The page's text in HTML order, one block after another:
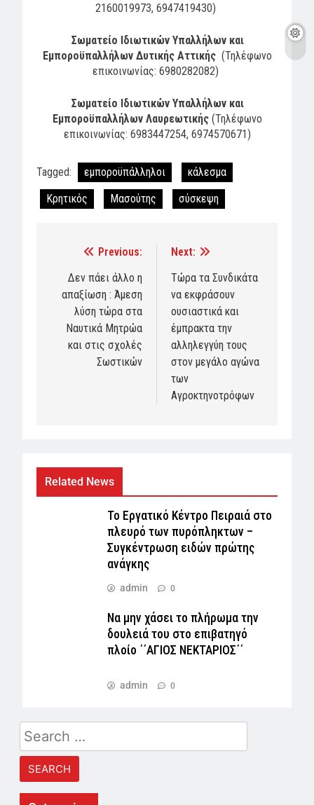
2160019973, 6947419430)
Σωματείο Ιδιωτικών Υπαλλήλων και
Εμποροϋπαλλήλων Δυτικής Αττικής (Τηλέφωνο
επικοινωνίας: 6980282082)
Σωματείο Ιδιωτικών Υπαλλήλων και
Εμποροϋπαλλήλων Λαυρεωτικής (Τηλέφωνο
επικοινωνίας: 6983447254, 6974570671)
Tagged: εμποροϋπάλληλοι
κάλεσμα
Κρητικός
Μασούτης σύσκεψη
navigation
Previous:
Δεν πάει άλλο η
απαξίωση : Άμεση
λύση τώρα στα
Ναυτικά Μητρώα
και στις σχολές
Σωστικών
Next:
Τώρα τα Συνδικάτα
να εκφράσουν
ουσιαστικά και
έμπρακτα την
αλληλεγγύη τους
στον μεγάλο αγώνα
των
Αγροκτηνοτρόφων
Related News
Το Εργατικό Κέντρο Πειραιά στο
πλευρό των πυρόπληκτων –
Συγκέντρωση ειδών πρώτης
ανάγκης
admin 0
Να μην χάσει το πλήρωμα την
δουλειά του στο επιβατηγό
πλοίο ΄΄ΑΓΙΟΣ ΝΕΚΤΑΡΙΟΣ΄΄
admin 0
Search
for: